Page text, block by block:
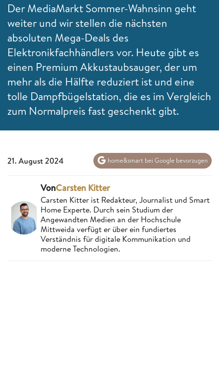
Der MediaMarkt Sommer-Wahnsinn geht
weiter und wir stellen die nächsten
absoluten Mega-Deals des
Elektronikfachhändlers vor. Heute gibt es
einen Premium Akkustaubsauger, der um
mehr als die Hälfte reduziert ist und eine
tolle Dampfbügelstation, die es im Vergleich
zum Normalpreis fast geschenkt gibt.
21. August 2024 home&smart bei Google bevorzugen
VonCarsten Kitter
Carsten Kitter ist Redakteur, Journalist und Smart
Home Experte. Durch sein Studium der
Angewandten Medien an der Hochschule
Mittweida verfügt er über ein fundiertes
Verständnis für digitale Kommunikation und
moderne Technologien.